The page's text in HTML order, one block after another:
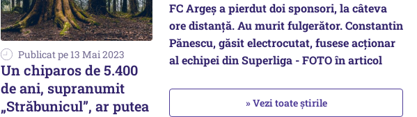
Publicat pe 13 Mai 2023
Un chiparos de 5.400
de ani, supranumit
„Străbunicul”, ar putea
FC Argeș a pierdut doi sponsori, la câteva
ore distanță. Au murit fulgerător. Constantin
Pănescu, găsit electrocutat, fusese acționar
al echipei din Superliga - FOTO în articol
» Vezi toate știrile